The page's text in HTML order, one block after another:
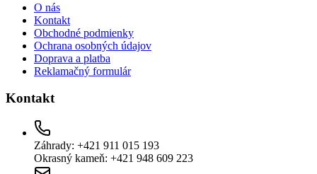
O nás
Kontakt
Obchodné podmienky
Ochrana osobných údajov
Doprava a platba
Reklamačný formulár
Kontakt
Záhrady: +421 911 015 193
Okrasný kameň: +421 948 609 223